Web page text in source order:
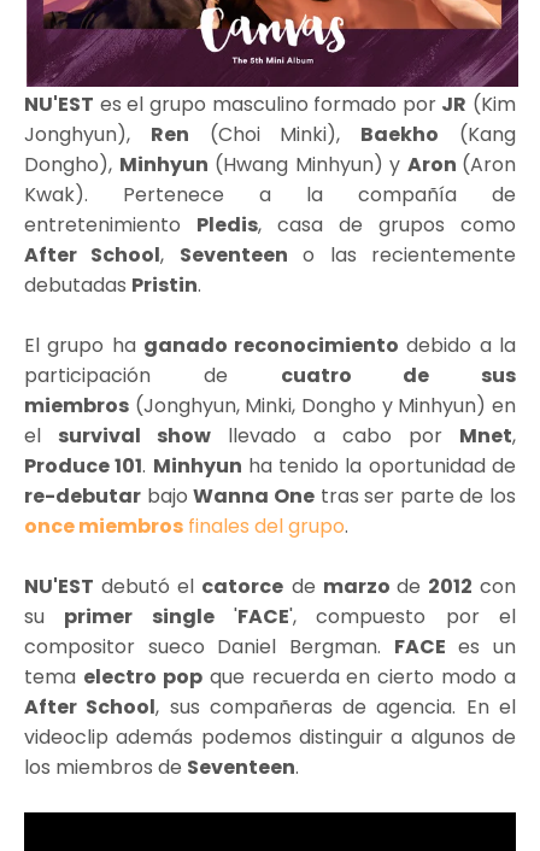
NU'EST es el grupo masculino formado por JR (Kim
Jonghyun), Ren (Choi Minki), Baekho (Kang
Dongho), Minhyun (Hwang Minhyun) y Aron (Aron
Kwak). Pertenece a la compañía de
entretenimiento Pledis, casa de grupos como
After School, Seventeen o las recientemente
debutadas Pristin.
El grupo ha ganado reconocimiento debido a la
participación de cuatro de sus
miembros (Jonghyun, Minki, Dongho y Minhyun) en
el survival show llevado a cabo por Mnet,
Produce 101. Minhyun ha tenido la oportunidad de
re-debutar bajoWanna Onetras ser parte de los
once miembros finales del grupo.
NU'EST debutó el catorce de marzo de 2012 con
su primer single'FACE', compuesto por el
compositor sueco Daniel Bergman. FACE es un
tema electro popque recuerda en cierto modo a
After School, sus compañeras de agencia. En el
videoclip además podemos distinguir a algunos de
los miembros de Seventeen.